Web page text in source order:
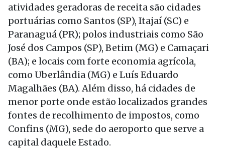
atividades geradoras de receita são cidades
portuárias como Santos (SP), Itajaí (SC) e
Paranaguá (PR); polos industriais como São
José dos Campos (SP), Betim (MG) e Camaçari
(BA); e locais com forte economia agrícola,
como Uberlândia (MG) e Luís Eduardo
Magalhães (BA). Além disso, há cidades de
menor porte onde estão localizados grandes
fontes de recolhimento de impostos, como
Confins (MG), sede do aeroporto que serve a
capital daquele Estado.